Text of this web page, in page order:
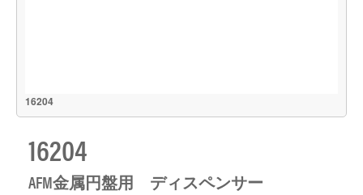
16204
16204
AFM金属円盤用 ディスペンサー